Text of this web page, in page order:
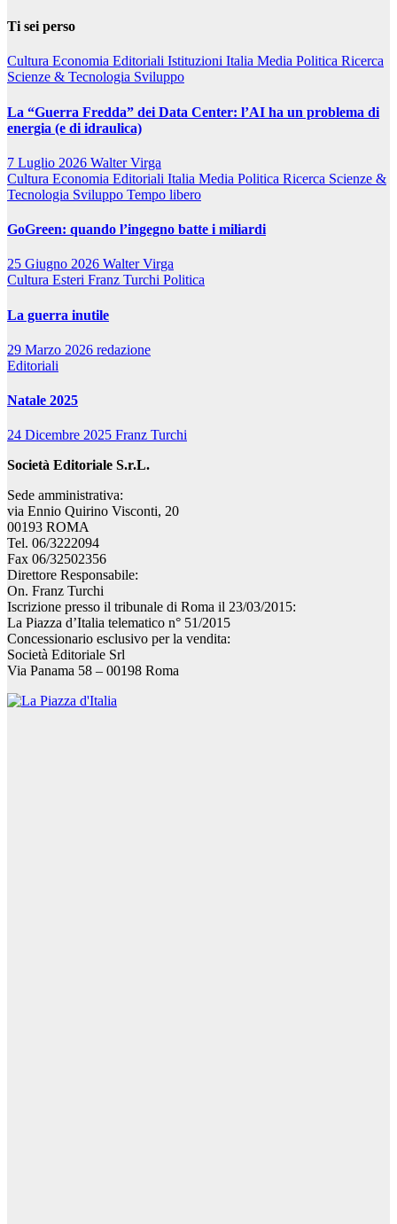
Ti sei perso
Cultura Economia Editoriali Istituzioni Italia Media Politica Ricerca
Scienze & Tecnologia Sviluppo
La “Guerra Fredda” dei Data Center: l’AI ha un problema di
energia (e di idraulica)
7 Luglio 2026 Walter Virga
Cultura Economia Editoriali Italia Media Politica Ricerca Scienze &
Tecnologia Sviluppo Tempo libero
GoGreen: quando l’ingegno batte i miliardi
25 Giugno 2026 Walter Virga
Cultura Esteri Franz Turchi Politica
La guerra inutile
29 Marzo 2026 redazione
Editoriali
Natale 2025
24 Dicembre 2025 Franz Turchi
Società Editoriale S.r.L.
Sede amministrativa:
via Ennio Quirino Visconti, 20
00193 ROMA
Tel. 06/3222094
Fax 06/32502356
Direttore Responsabile:
On. Franz Turchi
Iscrizione presso il tribunale di Roma il 23/03/2015:
La Piazza d’Italia telematico n° 51/2015
Concessionario esclusivo per la vendita:
Società Editoriale Srl
Via Panama 58 – 00198 Roma